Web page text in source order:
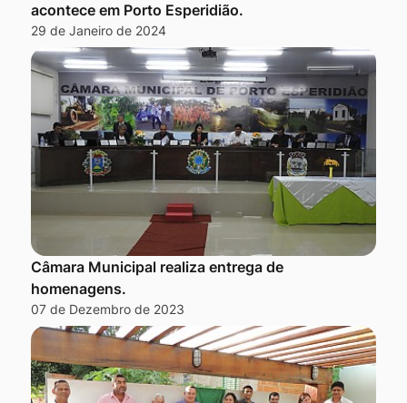
acontece em Porto Esperidião.
29 de Janeiro de 2024
Câmara Municipal realiza entrega de
homenagens.
07 de Dezembro de 2023